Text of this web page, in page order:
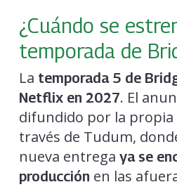
¿Cuándo se
temporada de
La temporada 5 de
Netflix en 2027. El
difundido por la
través de Tudum,
nueva entrega ya se
producción en las